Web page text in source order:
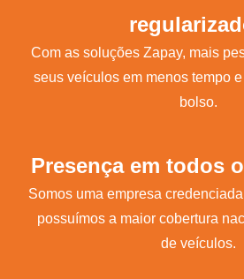
Com as soluções Zapay, mais
seus veículos em menos tempo
bolso.
Presença em todos
Somos uma empresa
possuímos a maior cobertura
de veículos.